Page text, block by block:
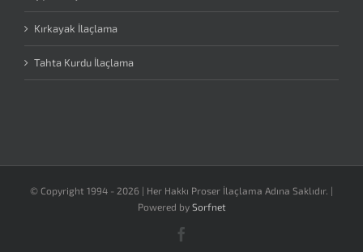
Kırkayak İlaçlama
Tahta Kurdu İlaçlama
© Copyright 1994 - 2026 | Her Hakkı Proser İlaçlama Adına Saklıdır. |
Powered by Sorfnet